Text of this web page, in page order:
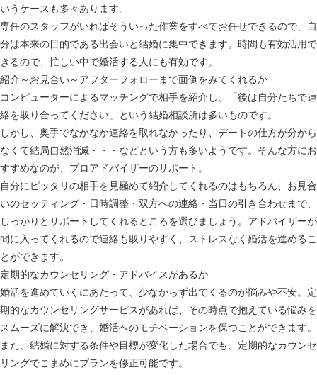
いうケースも多々あります。
専任のスタッフがいればそういった作業をすべてお任せできるので、自
分は本来の目的である出会いと結婚に集中できます。時間も有効活用で
きるので、忙しい中で婚活する人にも有効です。
紹介～お見合い～アフターフォローまで面倒をみてくれるか
コンピューターによるマッチングで相手を紹介し、「後は自分たちで連
絡を取り合ってください」という結婚相談所は多いものです。
しかし、奥手でなかなか連絡を取れなかったり、デートの仕方が分から
なくて結局自然消滅・・・などという方も多いようです。そんな方にお
すすめなのが、プロアドバイザーのサポート。
自分にピッタリの相手を見極めて紹介してくれるのはもちろん、お見合
いのセッティング・日時調整・双方への連絡・当日の引き合わせまで、
しっかりとサポートしてくれるところを選びましょう。アドバイザーが
間に入ってくれるので連絡も取りやすく、ストレスなく婚活を進めるこ
とができます。
定期的なカウンセリング・アドバイスがあるか
婚活を進めていくにあたって、少なからず出てくるのが悩みや不安。定
期的なカウンセリングサービスがあれば、その時点で抱えている悩みを
スムーズに解決でき、婚活へのモチベーションを保つことができます。
また、結婚に対する条件や目標が変化した場合でも、定期的なカウンセ
リングでこまめにプランを修正可能です。